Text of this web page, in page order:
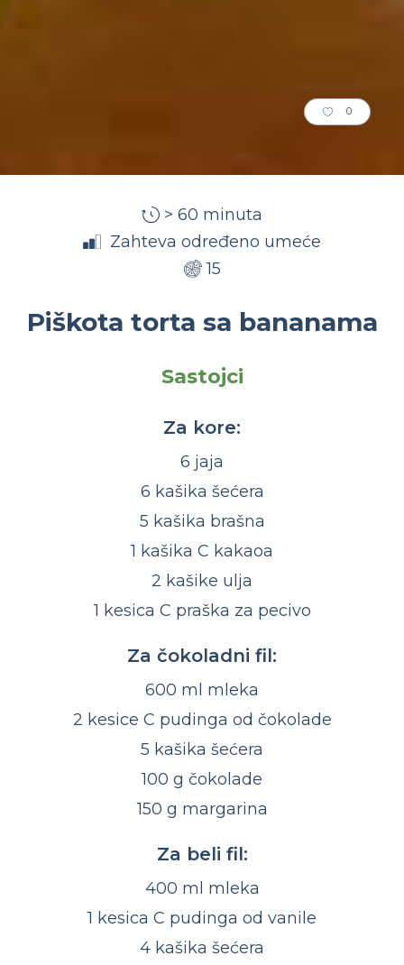
0
> 60 minuta
Zahteva određeno umeće
15
Piškota torta sa bananama
Sastojci
Za kore:
6 jaja
6 kašika šećera
5 kašika brašna
1 kašika C kakaoa
2 kašike ulja
1 kesica C praška za pecivo
Za čokoladni fil:
600 ml mleka
2 kesice C pudinga od čokolade
5 kašika šećera
100 g čokolade
150 g margarina
Za beli fil:
400 ml mleka
1 kesica C pudinga od vanile
4 kašika šećera